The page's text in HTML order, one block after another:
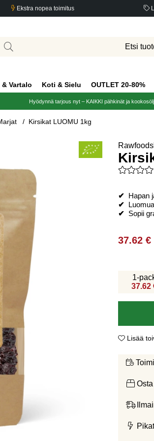
Ekstra nopea toimitus
Vartalo Koti & Sielu OUTLET 20-80%
Hyödynnä tarjous nyt – KAIKKI pähkinät ja
Kirsikat LUOMU 1kg
✔
Hapan
✔
✔ Sopii
37.62 €
1-
37.62
Lisää